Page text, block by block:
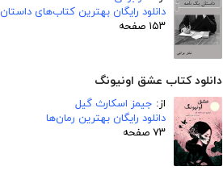
دانلود رایگان بهترین کتاب‌های داستان
۱۵۳ صفحه
دانلود کتاب عشق اونیونگ
از: جیمز اسکارث گیل
دانلود رایگان بهترین رمان‌ها
۷۳ صفحه